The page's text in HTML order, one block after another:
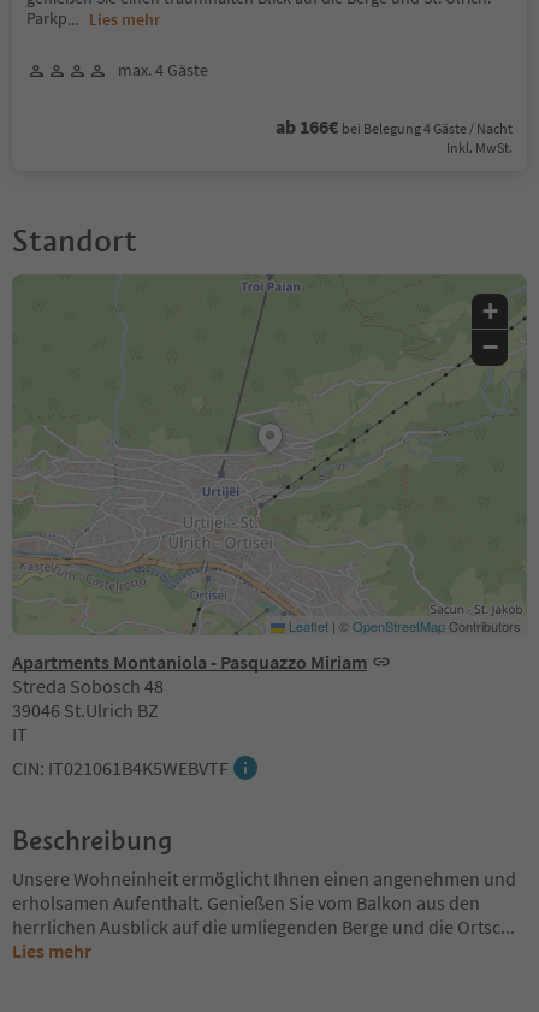
Parkp... Lies mehr
max. 4 Gäste
ab 166€ bei Belegung 4 Gäste / Nacht
Inkl. MwSt.
Standort
Apartments Montaniola - Pasquazzo Miriam
Streda Sobosch 48
39046 St.Ulrich BZ
IT
CIN: IT021061B4K5WEBVTF
+
−
Leaflet | ©OpenStreetMapContributors
Beschreibung
Unsere Wohneinheit ermöglicht Ihnen einen angenehmen und
erholsamen Aufenthalt. Genießen Sie vom Balkon aus den
herrlichen Ausblick auf die umliegenden Berge und die Ortsc...
Lies mehr